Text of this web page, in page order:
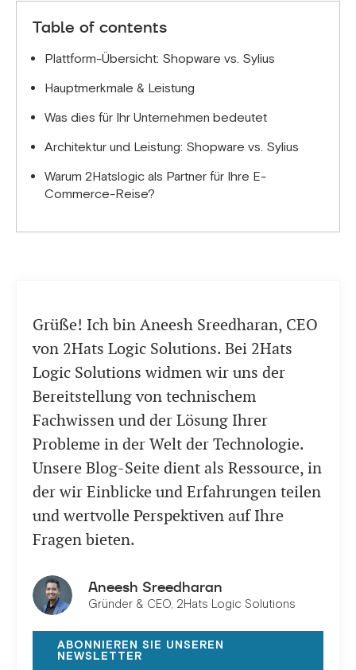
Table of contents
Plattform-Übersicht: Shopware vs. Sylius
Hauptmerkmale & Leistung
Was dies für Ihr Unternehmen bedeutet
Architektur und Leistung: Shopware vs. Sylius
Warum 2Hatslogic als Partner für Ihre E-
Commerce-Reise?
Grüße! Ich bin Aneesh Sreedharan, CEO
von 2Hats Logic Solutions. Bei 2Hats
Logic Solutions widmen wir uns der
Bereitstellung von technischem
Fachwissen und der Lösung Ihrer
Probleme in der Welt der Technologie.
Unsere Blog-Seite dient als Ressource, in
der wir Einblicke und Erfahrungen teilen
und wertvolle Perspektiven auf Ihre
Fragen bieten.
Aneesh Sreedharan
Gründer & CEO, 2Hats Logic Solutions
ABONNIEREN SIE UNSEREN
NEWSLETTER